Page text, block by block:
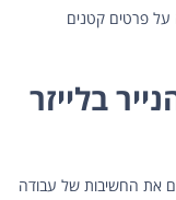
על פרטים קטנים
בלייזר
את החשיבות של עבודה